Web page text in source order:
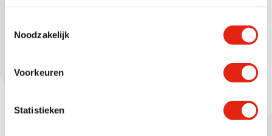
Noodzakelijk
Voorkeuren
Statistieken